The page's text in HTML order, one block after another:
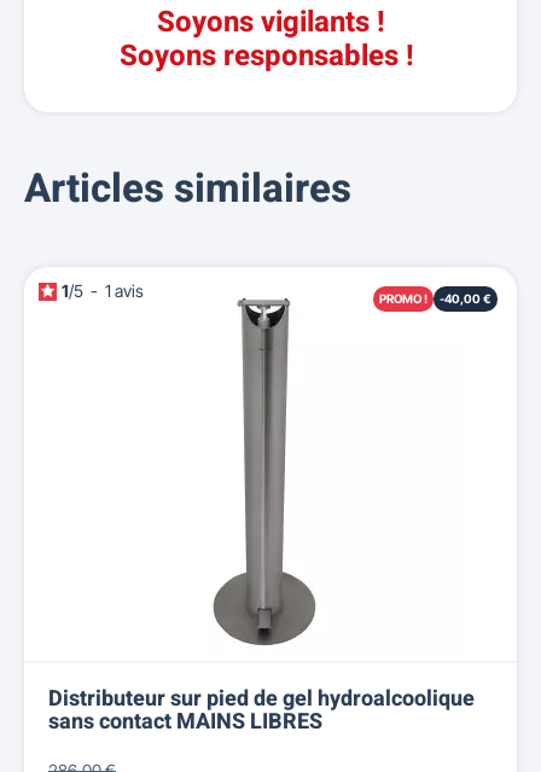
Soyons vigilants !
Soyons responsables !
Articles similaires
PROMO ! -40,00 €
Distributeur sur pied de gel hydroalcoolique
sans contact MAINS LIBRES
1/5 - 1 avis